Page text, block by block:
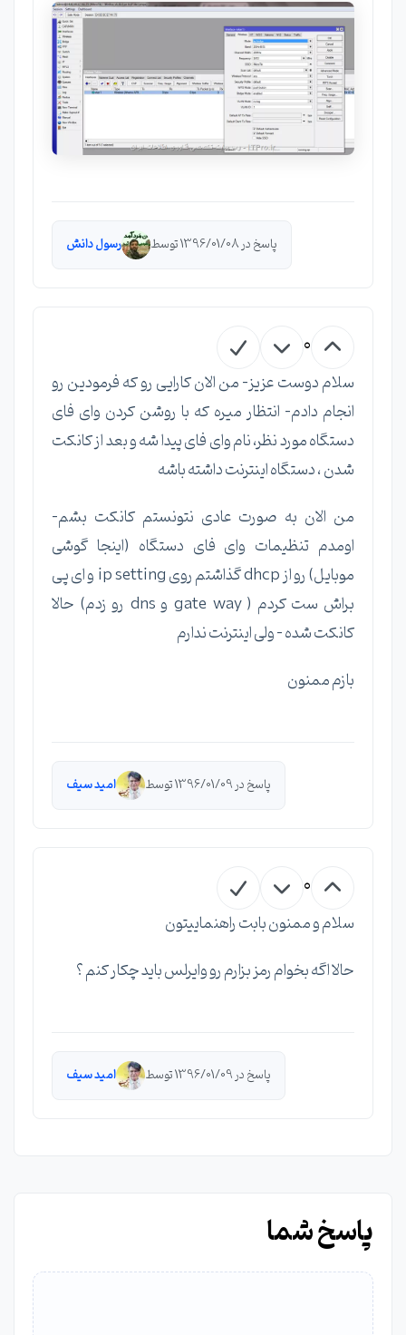
پاسخ در 1396/01/08 توسط رسول دانش
0
سلام دوست عزیز- من الان کارایی رو که فرمودین رو
انجام دادم- انتظار میره که با روشن کردن وای فای
دستگاه مورد نظر، نام وای فای پیدا شه و بعد از کانکت
شدن ، دستگاه اینترنت داشته باشه
من الان به صورت عادی نتونستم کانکت بشم-
اومدم تنظیمات وای فای دستگاه (اینجا گوشی
موبایل) رو از dhcp گذاشتم روی ip setting و ای پی
براش ست کردم ( gate way و dns رو زدم) حالا
کانکت شده - ولی اینترنت ندارم
بازم ممنون
پاسخ در 1396/01/09 توسط امید سیف
0
سلام و ممنون بابت راهنماییتون
حالا اگه بخوام رمز بزارم رو وایرلس باید چکار کنم ؟
پاسخ در 1396/01/09 توسط امید سیف
پاسخ شما